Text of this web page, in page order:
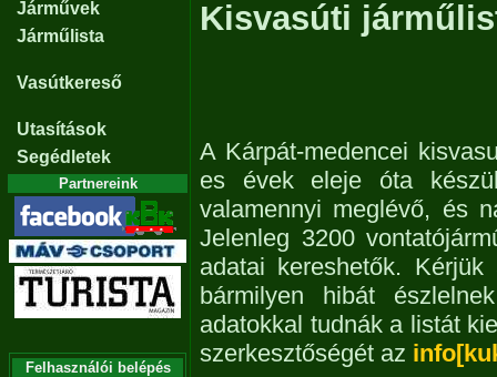
Járművek
Járműlista
Vasútkereső
Utasítások
Segédletek
Partnereink
Felhasználói belépés
Kisvasúti
A Kárpát-medencei
es évek eleje óta
valamennyi meglévő, és
Jelenleg 3200
adatai kereshetők.
bármilyen hibát
adatokkal tudnák a listát
szerkesztőségét az